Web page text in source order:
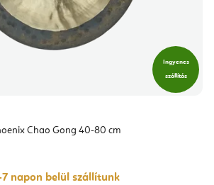
Ingyenes
szállítás
Chao Gong 40-80 cm
napon belül szállítunk